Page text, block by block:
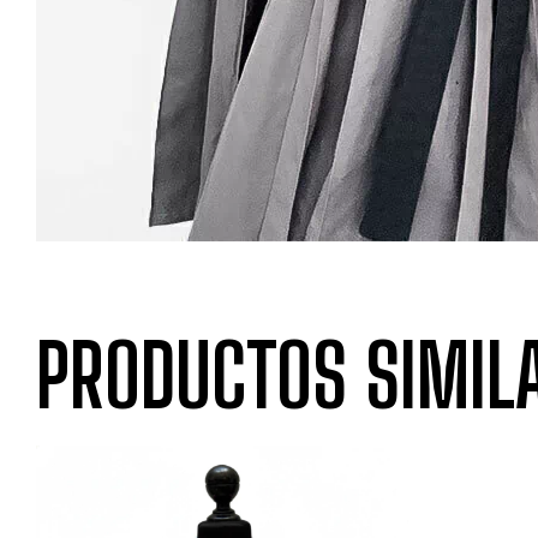
PRODUCTOS